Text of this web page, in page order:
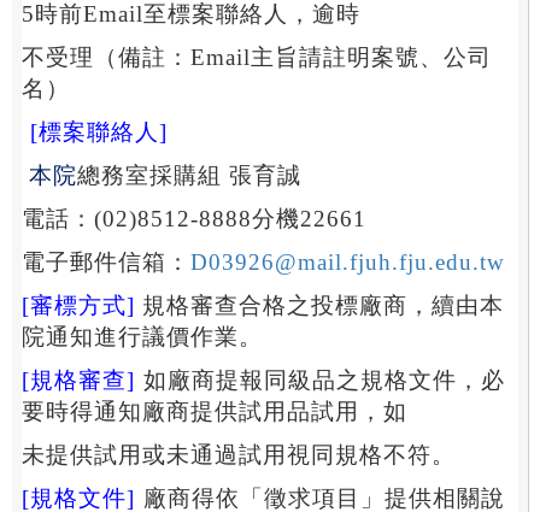
5時前Email至標案聯絡人，逾時
不受理（備註： Email主旨請註明案號、公司
名）
[標案聯絡人 ]
本院總務室採購組 張育誠
電話： (02)8512-8888分機22661
電子郵件信箱： D03926@mail.fjuh.fju.edu.tw
[審標方式] 規格審查合格之投標廠商，續由本
院通知進行議價作業。
[規格審查] 如廠商提報同級品之規格文件，必
要時得通知廠商提供試用品試用，如
未提供試用或未通過試用視同規格不符。
[規格文件] 廠商得依 「 徵求項目 」 提供相關說